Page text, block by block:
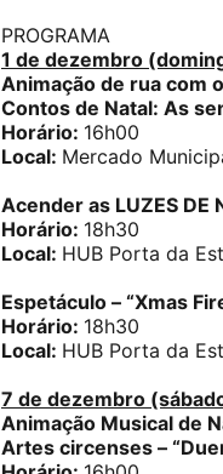
PROGRAMA
1 de dezembro
Animação de rua com
Contos de Natal: As
Horário: 16h00
Local: Mercado
Acender as LUZES DE
Horário: 18h30
Local: HUB Porta da
Espetáculo – “Xmas
Horário: 18h30
Local: HUB Porta da
7 de dezembro
Animação Musical de
Artes circenses –